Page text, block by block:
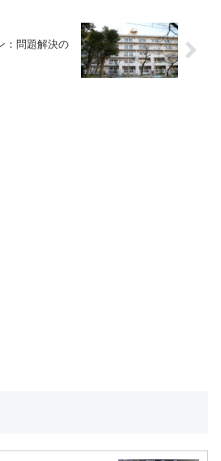
：問題解決の